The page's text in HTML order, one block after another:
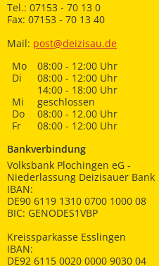
Tel.: 07153 - 70 13 0
Fax: 07153 - 70 13 40
Mail: post@deizisau.de
Mo
08:00 - 12:00 Uhr
Di
08:00 - 12:00 Uhr
14:00 - 18:00 Uhr
Mi
geschlossen
Do
08:00 - 12.00 Uhr
Fr
08:00 - 12:00 Uhr
Bankverbindung
Volksbank Plochingen eG -
Niederlassung Deizisauer Bank
IBAN:
DE90 6119 1310 0700 1000 08
BIC: GENODES1VBP
Kreissparkasse Esslingen
IBAN:
DE92 6115 0020 0000 9030 04